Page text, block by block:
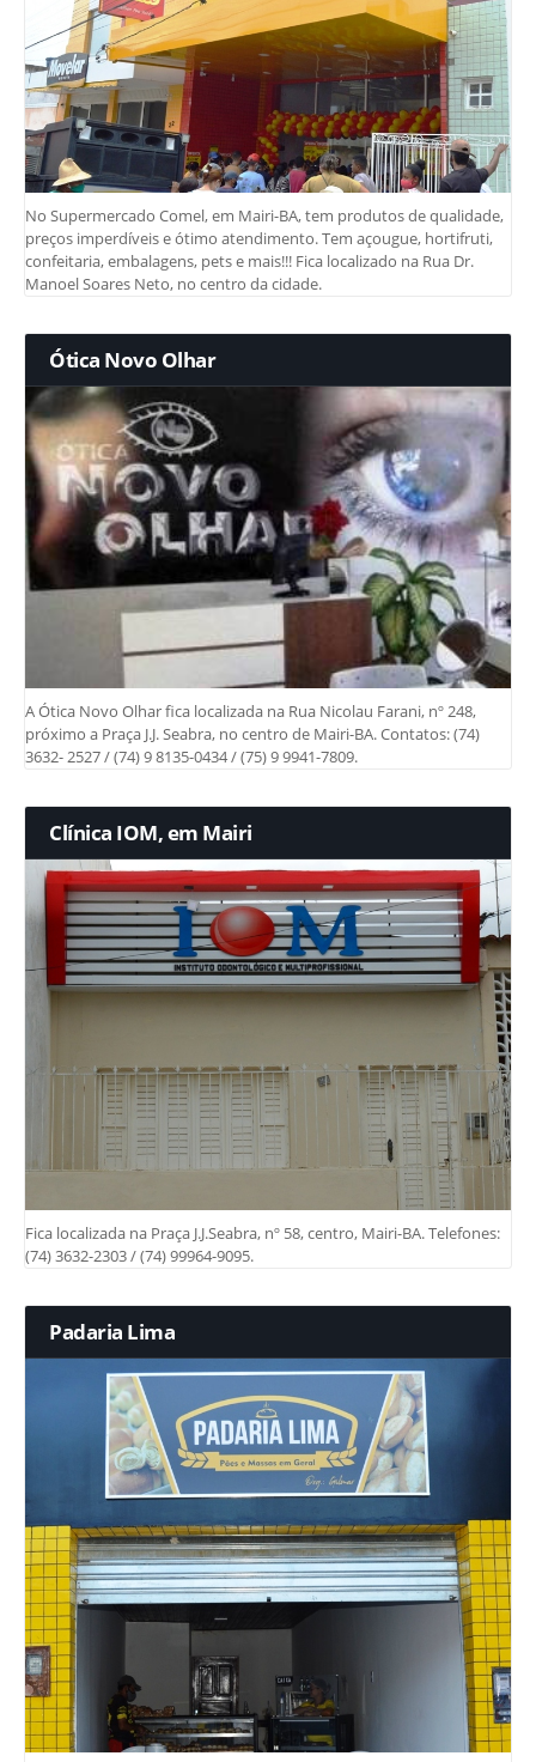
No Supermercado Comel, em Mairi-BA, tem produtos de qualidade,
preços imperdíveis e ótimo atendimento. Tem açougue, hortifruti,
confeitaria, embalagens, pets e mais!!! Fica localizado na Rua Dr.
Manoel Soares Neto, no centro da cidade.
Ótica Novo Olhar
A Ótica Novo Olhar fica localizada na Rua Nicolau Farani, nº 248,
próximo a Praça J.J. Seabra, no centro de Mairi-BA. Contatos: (74)
3632- 2527 / (74) 9 8135-0434 / (75) 9 9941-7809.
Clínica IOM, em Mairi
Fica localizada na Praça J.J.Seabra, nº 58, centro, Mairi-BA. Telefones:
(74) 3632-2303 / (74) 99964-9095.
Padaria Lima